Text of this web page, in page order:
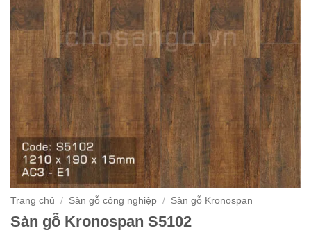
Trang chủ / Sàn gỗ công nghiệp / Sàn gỗ Kronospan
Sàn gỗ Kronospan S5102